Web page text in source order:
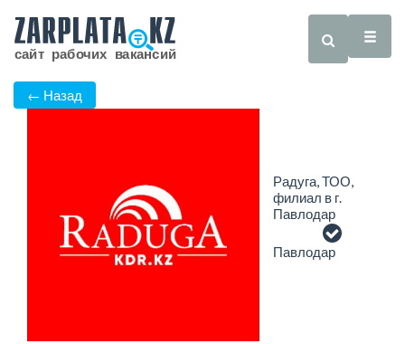
← Назад
Радуга, ТОО,
филиал в г.
Павлодар
Павлодар